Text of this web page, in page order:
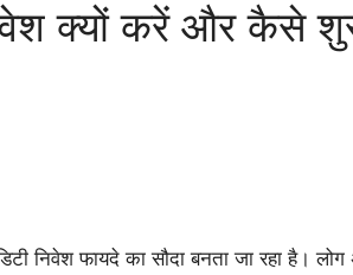
क्यों करें और
निवेश फायदे का सौदा बनता जा रहा है।